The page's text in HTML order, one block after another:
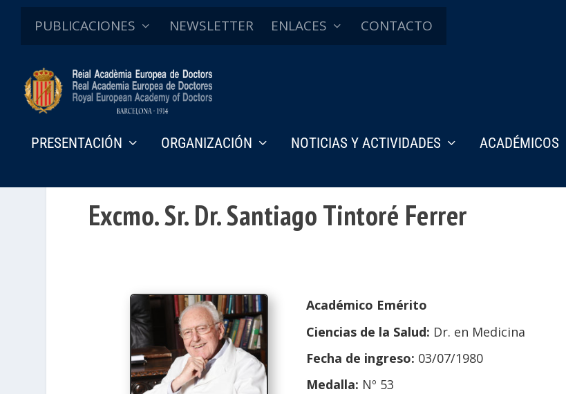
PUBLICACIONES NEWSLETTER ENLACES CONTACTO
PRESENTACIÓN ORGANIZACIÓN NOTICIAS Y ACTIVIDADES ACADÉMICOS
Excmo. Sr. Dr. Santiago Tintoré Ferrer
Académico Emérito
Ciencias de la Salud: Dr. en Medicina
Fecha de ingreso: 03/07/1980
Medalla: Nº 53